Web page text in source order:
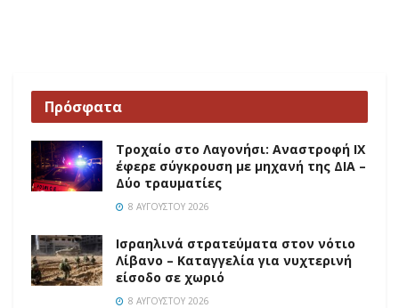
Πρόσφατα
Τροχαίο στο Λαγονήσι: Αναστροφή ΙΧ
έφερε σύγκρουση με μηχανή της ΔΙΑ –
Δύο τραυματίες
8 ΑΥΓΟΎΣΤΟΥ 2026
Ισραηλινά στρατεύματα στον νότιο
Λίβανο – Καταγγελία για νυχτερινή
είσοδο σε χωριό
8 ΑΥΓΟΎΣΤΟΥ 2026